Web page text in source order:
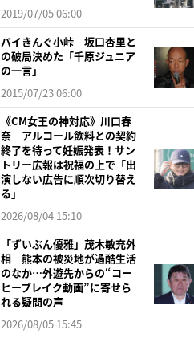
2019/07/05 06:00
バイきんぐ小峠 坂口杏里と
の破局決めた「千原ジュニア
の一言」
2015/07/23 06:00
《CM女王の神対応》川口春
奈 アルコール飲料との契約
終了を待って妊娠発表！サン
トリー広報は祝福の上で「出
演しない広告に順次切り替え
る」
2026/08/04 15:10
「ずいぶん優雅」茂木敏充外
相 熊本の被災地が過酷生活
のなか…外遊先からの“コー
ヒーブレイク動画”に寄せら
れる疑問の声
2026/08/05 15:45